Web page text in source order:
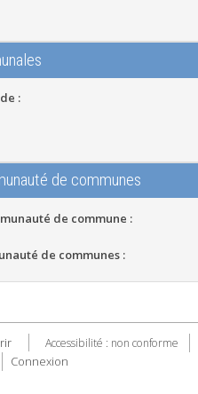
:
de communes
de commune :
de communes :
Accessibilité : non conforme
Connexion